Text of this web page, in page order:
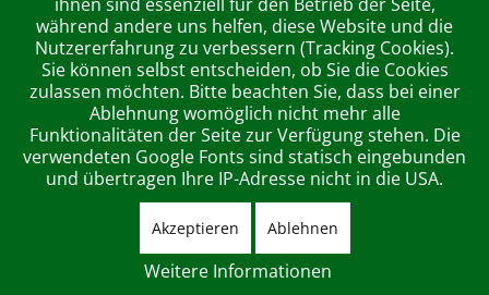
zurück zu Kampagnen
MLW KommunikationsForm GmbH Werbeagentur, Wambolder
Hof, Kämmererstraße 42, 67547 Worms, Fon [+49-62 41] 3 09
DATENSCHUTZ|DISCLAIMER|IMPRESSUM
während andere uns helfen, diese Website und die
Nutzererfahrung zu verbessern (Tracking Cookies).
Sie können selbst entscheiden, ob Sie die Cookies
zulassen möchten. Bitte beachten Sie, dass bei einer
Ablehnung womöglich nicht mehr alle
Funktionalitäten der Seite zur Verfügung stehen. Die
verwendeten Google Fonts sind statisch eingebunden
und übertragen Ihre IP-Adresse nicht in die USA.
Akzeptieren Ablehnen
Weitere Informationen